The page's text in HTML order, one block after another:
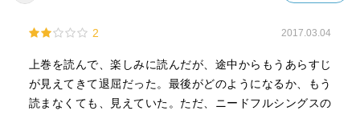
2 2017.03.04
上巻を読んで、楽しみに読んだが、途中からもうあらすじ
が見えてきて退屈だった。最後がどのようになるか、もう
読まなくても、見えていた。ただ、ニードフルシングスの